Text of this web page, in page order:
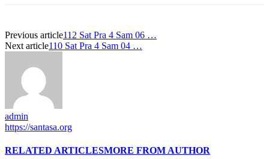
Previous article112 Sat Pra 4 Sam 06 …
Next article110 Sat Pra 4 Sam 04 …
admin
https://santasa.org
RELATED ARTICLESMORE FROM AUTHOR